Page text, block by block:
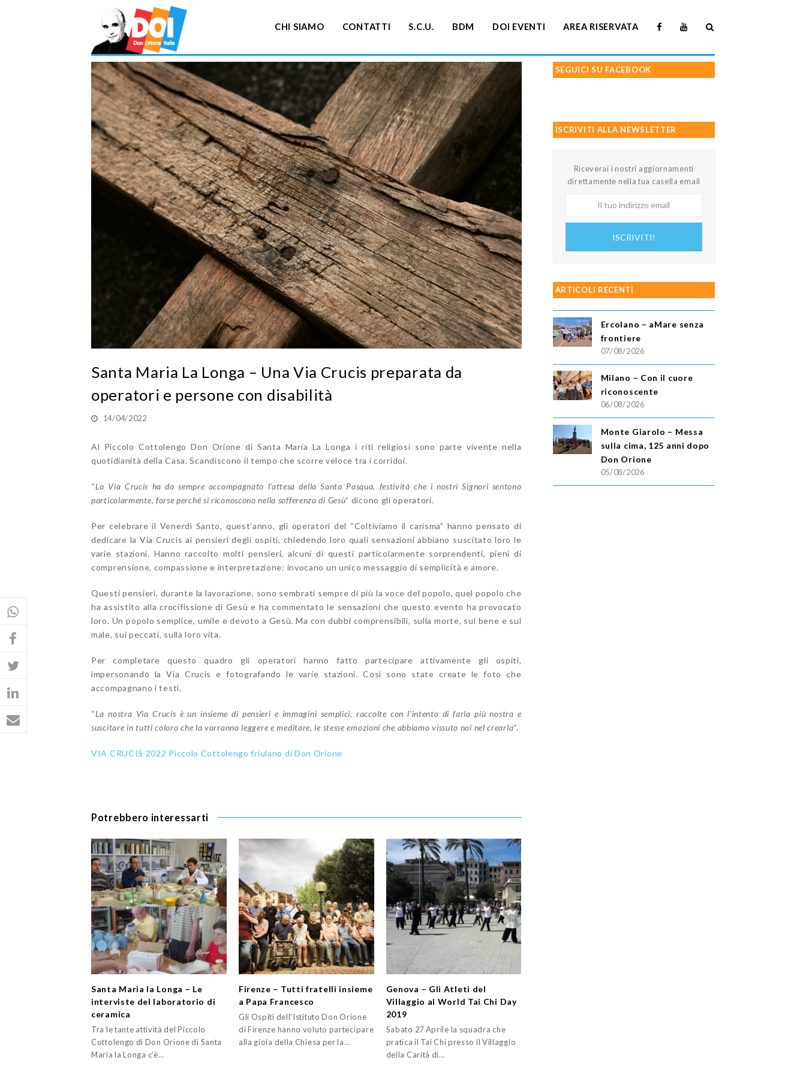
CHI SIAMO CONTATTI S.C.U. BDM DOI EVENTI AREA RISERVATA
Santa Maria La Longa – Una Via Crucis preparata da
operatori e persone con disabilità
14/04/2022
Al Piccolo Cottolengo Don Orione di Santa Maria La Longa i riti religiosi sono parte vivente nella
quotidianità della Casa. Scandiscono il tempo che scorre veloce tra i corridoi.
“La Via Crucis ha da sempre accompagnato l’attesa della Santa Pasqua, festività che i nostri Signori sentono
particolarmente, forse perché si riconoscono nella sofferenza di Gesù” dicono gli operatori.
Per celebrare il Venerdì Santo, quest’anno, gli operatori del “Coltiviamo il carisma” hanno pensato di
dedicare la Via Crucis ai pensieri degli ospiti, chiedendo loro quali sensazioni abbiano suscitato loro le
varie stazioni. Hanno raccolto molti pensieri, alcuni di questi particolarmente sorprendenti, pieni di
comprensione, compassione e interpretazione: invocano un unico messaggio di semplicità e amore.
Questi pensieri, durante la lavorazione, sono sembrati sempre di più la voce del popolo, quel popolo che
ha assistito alla crocifissione di Gesù e ha commentato le sensazioni che questo evento ha provocato
loro. Un popolo semplice, umile e devoto a Gesù. Ma con dubbi comprensibili, sulla morte, sul bene e sul
male, sui peccati, sulla loro vita.
Per completare questo quadro gli operatori hanno fatto partecipare attivamente gli ospiti,
impersonando la Via Crucis e fotografando le varie stazioni. Così sono state create le foto che
accompagnano i testi.
“La nostra Via Crucis è un insieme di pensieri e immagini semplici, raccolte con l’intento di farla più nostra e
suscitare in tutti coloro che la vorranno leggere e meditare, le stesse emozioni che abbiamo vissuto noi nel crearla“.
VIA CRUCIS 2022 Piccolo Cottolengo friulano di Don Orione
Potrebbero interessarti
Santa Maria la Longa – Le
interviste del laboratorio di
ceramica
Tra le tante attività del Piccolo
Cottolengo di Don Orione di Santa
Maria la Longa c’è…
Firenze – Tutti fratelli insieme
a Papa Francesco
Gli Ospiti dell'Istituto Don Orione
di Firenze hanno voluto partecipare
alla gioia della Chiesa per la…
Genova – Gli Atleti del
Villaggio al World Tai Chi Day
2019
Sabato 27 Aprile la squadra che
pratica il Tai Chi presso il Villaggio
della Carità di…
SEGUICI SU FACEBOOK
ISCRIVITI ALLA NEWSLETTER
Riceverai i nostri aggiornamenti
direttamente nella tua casella email
ISCRIVITI!
ARTICOLI RECENTI
Ercolano – aMare senza
frontiere
07/08/2026
Milano – Con il cuore
riconoscente
06/08/2026
Monte Giarolo – Messa
sulla cima, 125 anni dopo
Don Orione
05/08/2026